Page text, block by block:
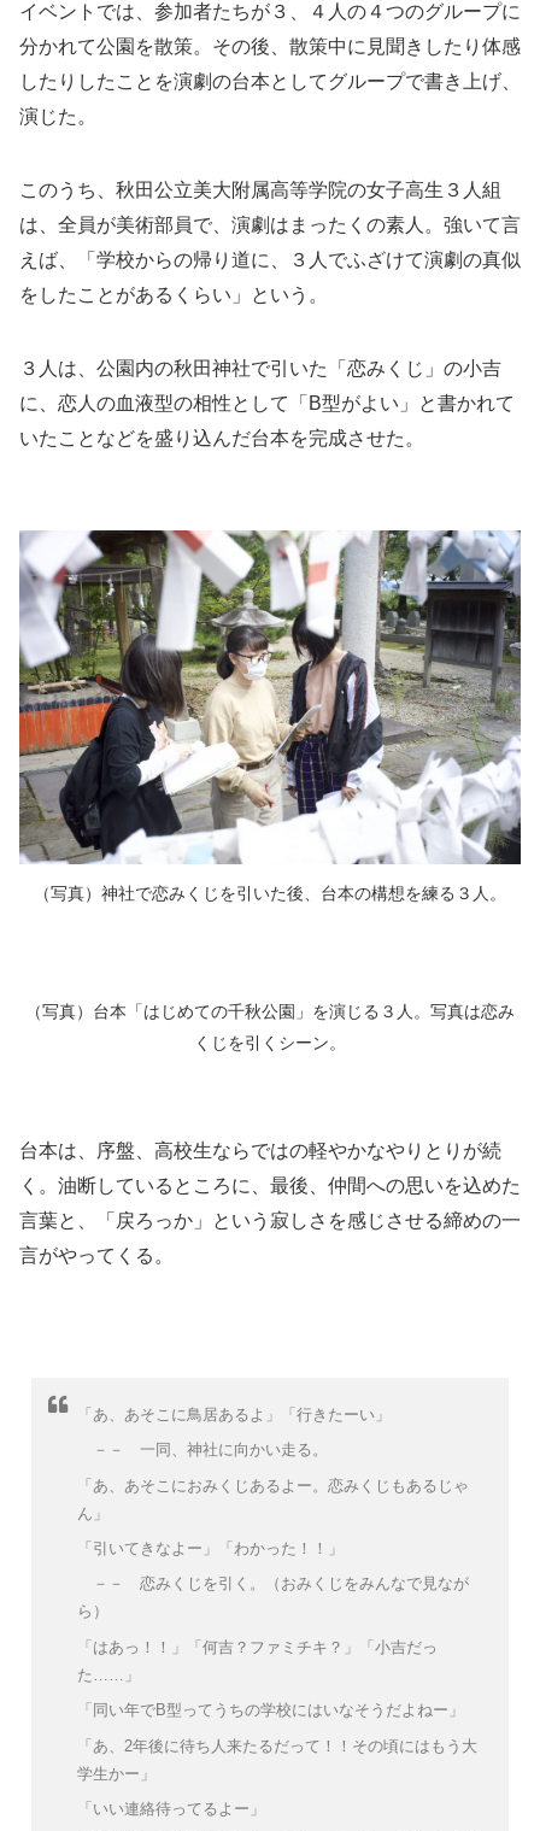
イベントでは、参加者たちが３、４人の４つのグループに
分かれて公園を散策。その後、散策中に見聞きしたり体感
したりしたことを演劇の台本としてグループで書き上げ、
演じた。
このうち、秋田公立美大附属高等学院の女子高生３人組
は、全員が美術部員で、演劇はまったくの素人。強いて言
えば、「学校からの帰り道に、３人でふざけて演劇の真似
をしたことがあるくらい」という。
３人は、公園内の秋田神社で引いた「恋みくじ」の小吉
に、恋人の血液型の相性として「B型がよい」と書かれて
いたことなどを盛り込んだ台本を完成させた。
（写真）神社で恋みくじを引いた後、台本の構想を練る３人。
（写真）台本「はじめての千秋公園」を演じる３人。写真は恋み
くじを引くシーン。
台本は、序盤、高校生ならではの軽やかなやりとりが続
く。油断しているところに、最後、仲間への思いを込めた
言葉と、「戻ろっか」という寂しさを感じさせる締めの一
言がやってくる。
「あ、あそこに鳥居あるよ」「行きたーい」
－－ 一同、神社に向かい走る。
「あ、あそこにおみくじあるよー。恋みくじもあるじゃ
ん」
「引いてきなよー」「わかった！！」
－－ 恋みくじを引く。（おみくじをみんなで見なが
ら）
「はあっ！！」「何吉？ファミチキ？」「小吉だっ
た……」
「同い年でB型ってうちの学校にはいなそうだよねー」
「あ、2年後に待ち人来たるだって！！その頃にはもう大
学生かー」
「いい連絡待ってるよー」